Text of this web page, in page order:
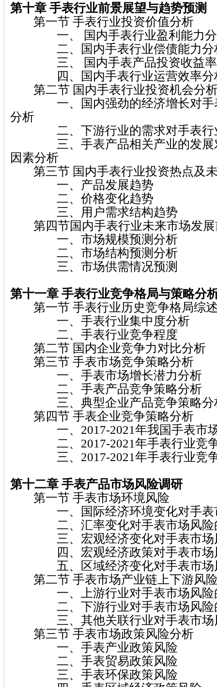
第十章 手表行业前景展望与趋势预测
第一节 手表行业投资价值分析
一、 国内手表行业盈利能力分
二、国内手表行业偿债能力分
三、 国内手表产品投资收益率
四、国内手表行业运营效率分
第二节 国内手表行业投资机会分
一、国内强劲的经济增长对手
分析
二、下游行业的需求对手表行
三、手表产品相关产业的发展
因素分析
第三节 国内手表行业投资热点及
一、产品发展趋势
二、价格变化趋势
三、用户需求结构趋势
第四节国内手表行业未来市场发展
一、市场规模预测分析
二、市场结构预测分析
三、市场供需情况预测
第十一章 手表行业竞争格局与策略分
第一节 手表行业历史竞争格局综
一、手表行业集中度分析
二、手表行业竞争程度
第二节 国内企业竞争力对比分析
第三节 手表市场竞争策略分析
一、手表市场增长潜力分析
二、手表产品竞争策略分析
三、典型企业产品竞争策略分
第四节 手表企业竞争策略分析
一、2017-2021年我国手表市场
二、2017-2021年手表行业竞争
三、2017-2021年手表行业竞争
第十二章 手表产品市场风险调研
第一节 手表市场环境风险
一、国际经济环境变化对手表
二、汇率变化对手表市场风险
三、宏观经济变化对手表市场
四、宏观经济政策对手表市场
五、区域经济变化对手表市场
第二节 手表市场产业链上下游风
一、上游行业对手表市场风险
二、下游行业对手表市场风险
三、其他关联行业对手表市场
第三节 手表市场政策风险分析
一、手表产业政策风险
二、手表贸易政策风险
三、手表环保政策风险